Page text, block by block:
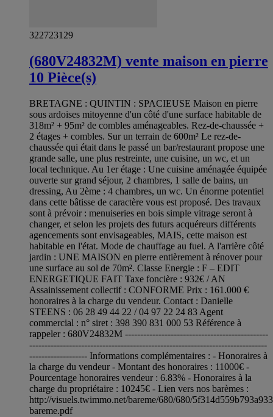
322723129
(680V24832M) vente maison en pierre
10 Pièce(s)
BRETAGNE : QUINTIN : SPACIEUSE Maison en pierre
sous ardoises mitoyenne d'un côté d'une surface habitable de
318m² + 95m² de combles aménageables. Rez-de-chaussée +
2 étages + combles. Sur un terrain de 600m² Le rez-de-
chaussée qui était dans le passé un bar/restaurant propose une
grande salle, une plus restreinte, une cuisine, un wc, et un
local technique. Au 1er étage : Une cuisine aménagée équipée
ouverte sur grand séjour, 2 chambres, 1 salle de bains, un
dressing, Au 2ème : 4 chambres, un wc. Un énorme potentiel
dans cette bâtisse de caractère vous est proposé. Des travaux
sont à prévoir : menuiseries en bois simple vitrage seront à
changer, et selon les projets des futurs acquéreurs différents
agencements sont envisageables, MAIS, cette maison est
habitable en l'état. Mode de chauffage au fuel. A l'arrière côté
jardin : UNE MAISON en pierre entièrement à rénover pour
une surface au sol de 70m². Classe Energie : F – EDIT
ENERGETIQUE FAIT Taxe foncière : 932€ / AN
Assainissement collectif : CONFORME Prix : 161.000 €
honoraires à la charge du vendeur. Contact : Danielle
STEENS : 06 28 49 44 22 / 04 97 22 24 83 Agent
commercial : n° siret : 398 390 831 000 53 Référence à
rappeler : 680V24832M -----------------------------------------------
------------------------------------------------------------------------------
------------------- Informations complémentaires : - Honoraires à
la charge du vendeur - Montant des honoraires : 11000€ -
Pourcentage honoraires vendeur : 6.83% - Honoraires à la
charge du propriétaire : 10245€ - Lien vers nos barèmes :
http://visuels.twimmo.net/bareme/680/680/
bareme.pdf